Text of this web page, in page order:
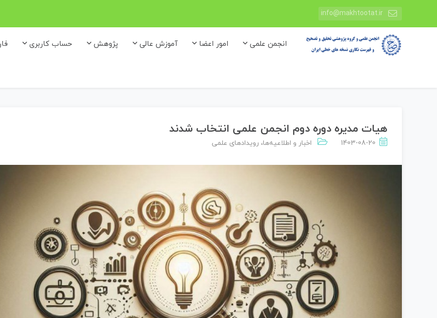
info@makhtootat.ir
انجمن علمی امور اعضا آموزش عالی پژوهش حساب کاربری
هیات مدیره دوره دوم انجمن علمی انتخاب شدند
1403-08-20 اخبار و اطلاعیه‌ها، رویدادهای علمی